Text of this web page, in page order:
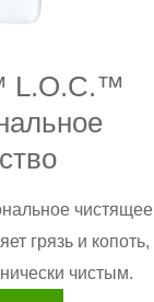
L.O.C.™
чистящее
грязь и копоть,
чистым.